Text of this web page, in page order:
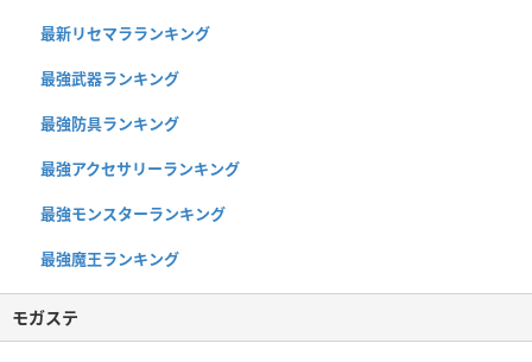
最新リセマラランキング
最強武器ランキング
最強防具ランキング
最強アクセサリーランキング
最強モンスターランキング
最強魔王ランキング
モガステ